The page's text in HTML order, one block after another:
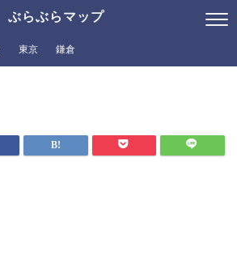
ぶらぶらマップ
東京 鎌倉